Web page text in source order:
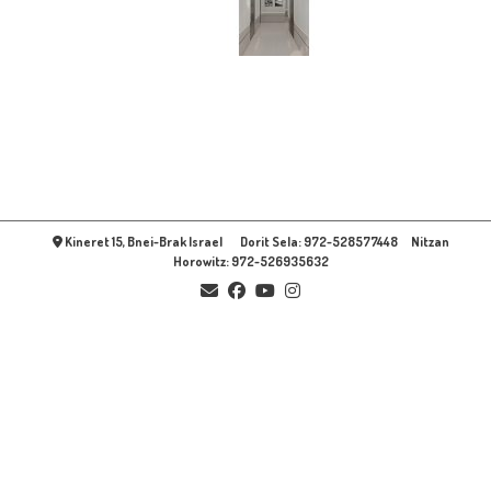
Kineret 15, Bnei-Brak Israel Dorit Sela: 972-528577448 Nitzan
Horowitz: 972-526935632